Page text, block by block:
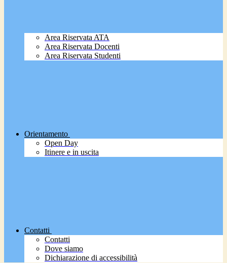
Area Riservata ATA
Area Riservata Docenti
Area Riservata Studenti
Orientamento
Open Day
Itinere e in uscita
Contatti
Contatti
Dove siamo
Dichiarazione di accessibilità